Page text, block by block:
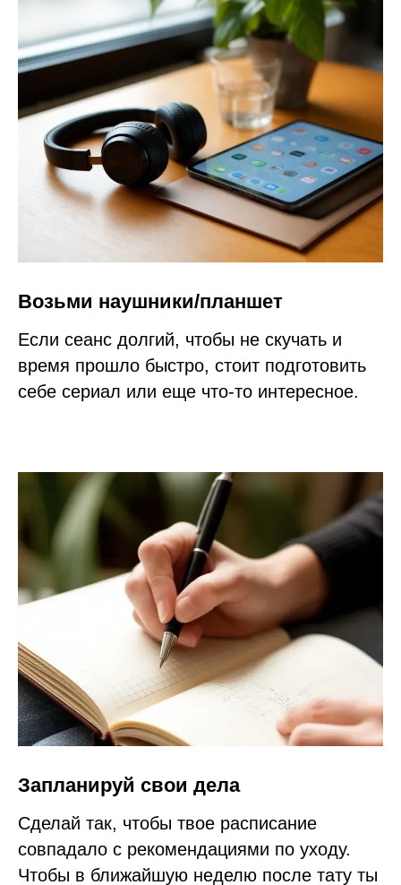
Возьми наушники/планшет
Если сеанс долгий, чтобы не скучать и
время прошло быстро, стоит подготовить
себе сериал или еще что-то интересное.
Запланируй свои дела
Сделай так, чтобы твое расписание
совпадало с рекомендациями по уходу.
Чтобы в ближайшую неделю после тату ты